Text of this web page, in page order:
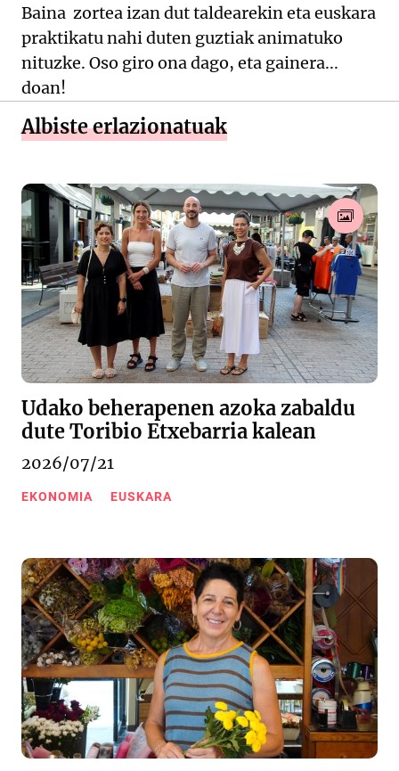
Baina zortea izan dut taldearekin eta euskara
praktikatu nahi duten guztiak animatuko
nituzke. Oso giro ona dago, eta gainera...
doan!
Albiste erlazionatuak
Udako beherapenen azoka zabaldu
dute Toribio Etxebarria kalean
2026/07/21
EKONOMIA EUSKARA